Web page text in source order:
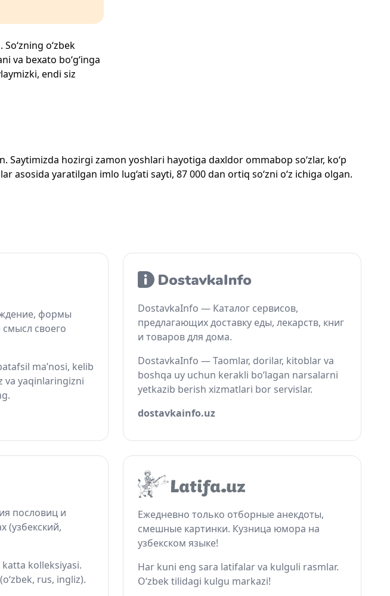
o‘zbek
va bexato bo‘g‘inga
endi siz
hozirgi zamon yoshlari hayotiga daxldor ommabop so‘zlar, ko‘p
asosida yaratilgan imlo lug‘ati sayti, 87 000 dan ortiq so‘zni o‘z ichiga olgan.
формы
своего
ma’nosi, kelib
va yaqinlaringizni
DostavkaInfo — Каталог сервисов,
предлагающих доставку еды, лекарств, книг
и товаров для дома.
DostavkaInfo — Taomlar, dorilar, kitoblar va
boshqa uy uchun kerakli bo‘lagan narsalarni
yetkazib berish xizmatlari bor servislar.
dostavkainfo.uz
пословиц и
(узбекский,
kolleksiyasi.
rus, ingliz).
Ежедневно только отборные анекдоты,
смешные картинки. Кузница юмора на
узбекском языке!
Har kuni eng sara latifalar va kulguli rasmlar.
O‘zbek tilidagi kulgu markazi!